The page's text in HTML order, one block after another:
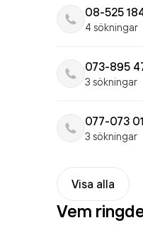
08-525
4 sökningar
073-895
3 sökningar
077-073
3 sökningar
Visa alla
Vem